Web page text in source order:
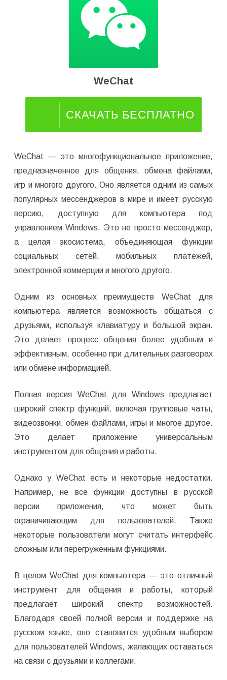
WeChat
СКАЧАТЬ БЕСПЛАТНО
WeChat — это многофункциональное приложение,
предназначенное для общения, обмена файлами,
игр и многого другого. Оно является одним из самых
популярных мессенджеров в мире и имеет русскую
версию, доступную для компьютера под
управлением Windows. Это не просто мессенджер,
а целая экосистема, объединяющая функции
социальных сетей, мобильных платежей,
электронной коммерции и многого другого.
Одним из основных преимуществ WeChat для
компьютера является возможность общаться с
друзьями, используя клавиатуру и большой экран.
Это делает процесс общения более удобным и
эффективным, особенно при длительных разговорах
или обмене информацией.
Полная версия WeChat для Windows предлагает
широкий спектр функций, включая групповые чаты,
видеозвонки, обмен файлами, игры и многое другое.
Это делает приложение универсальным
инструментом для общения и работы.
Однако у WeChat есть и некоторые недостатки.
Например, не все функции доступны в русской
версии приложения, что может быть
ограничивающим для пользователей. Также
некоторые пользователи могут считать интерфейс
сложным или перегруженным функциями.
В целом WeChat для компьютера — это отличный
инструмент для общения и работы, который
предлагает широкий спектр возможностей.
Благодаря своей полной версии и поддержке на
русском языке, оно становится удобным выбором
для пользователей Windows, желающих оставаться
на связи с друзьями и коллегами.